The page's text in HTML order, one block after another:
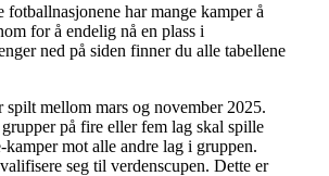
fotballnasjonene har mange kamper å
for å endelig nå en plass i
ned på siden finner du alle tabellene
mellom mars og november 2025.
på fire eller fem lag skal spille
kamper mot alle andre lag i gruppen.
seg til verdenscupen. Dette er